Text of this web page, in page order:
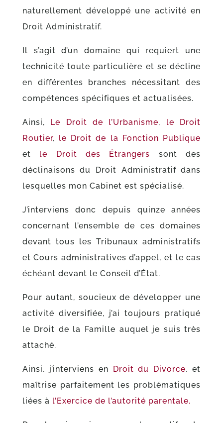
naturellement développé une activité en
Droit Administratif.
Il s’agit d’un domaine qui requiert une
technicité toute particulière et se décline
en différentes branches nécessitant des
compétences spécifiques et actualisées.
Ainsi, Le Droit de l’Urbanisme, le Droit
Routier, le Droit de la Fonction Publique
et le Droit des Étrangers sont des
déclinaisons du Droit Administratif dans
lesquelles mon Cabinet est spécialisé.
J’interviens donc depuis quinze années
concernant l’ensemble de ces domaines
devant tous les Tribunaux administratifs
et Cours administratives d’appel, et le cas
échéant devant le Conseil d’État.
Pour autant, soucieux de développer une
activité diversifiée, j’ai toujours pratiqué
le Droit de la Famille auquel je suis très
attaché.
Ainsi, j’interviens en Droit du Divorce, et
maîtrise parfaitement les problématiques
liées à l’Exercice de l’autorité parentale.